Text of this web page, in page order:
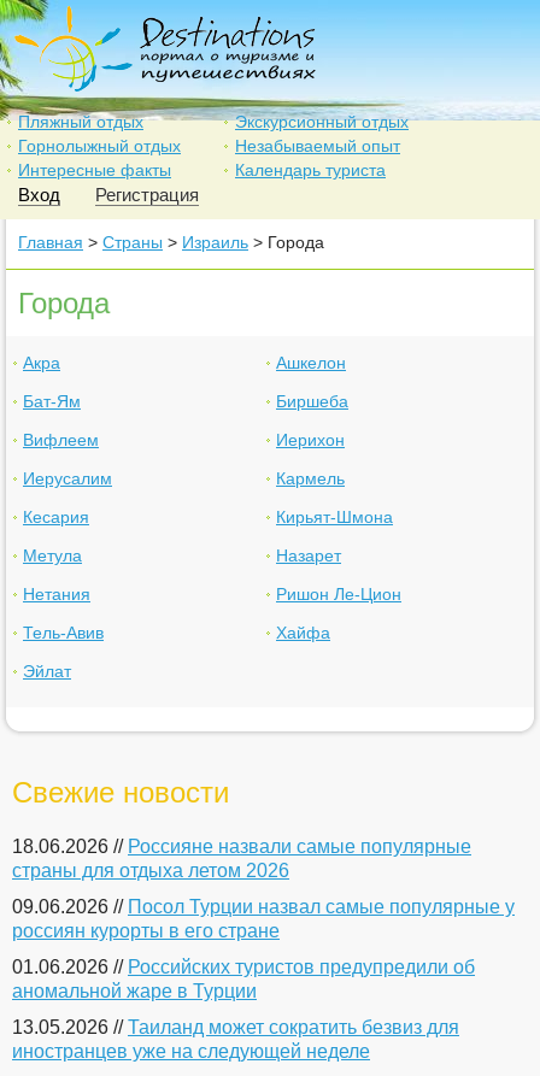
Пляжный отдых
Экскурсионный отдых
Горнолыжный отдых
Незабываемый опыт
Интересные факты
Календарь туриста
Вход Регистрация
Главная > Страны > Израиль > Города
Города
Акра
Ашкелон
Бат-Ям
Биршеба
Вифлеем
Иерихон
Иерусалим
Кармель
Кесария
Кирьят-Шмона
Метула
Назарет
Нетания
Ришон Ле-Цион
Тель-Авив
Хайфа
Эйлат
Свежие новости
18.06.2026 // Россияне назвали самые популярные
страны для отдыха летом 2026
09.06.2026 // Посол Турции назвал самые популярные у
россиян курорты в его стране
01.06.2026 // Российских туристов предупредили об
аномальной жаре в Турции
13.05.2026 //Таиланд может сократить безвиз для
иностранцев уже на следующей неделе